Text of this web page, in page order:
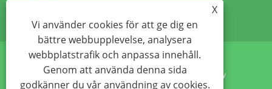
Links Sitemap RSS XML Sekretesspolicy
X
Vi använder cookies för att ge dig en
bättre webbupplevelse, analysera
webbplatstrafik och anpassa innehåll.
Genom att använda denna sida
godkänner du vår användning av cookies.